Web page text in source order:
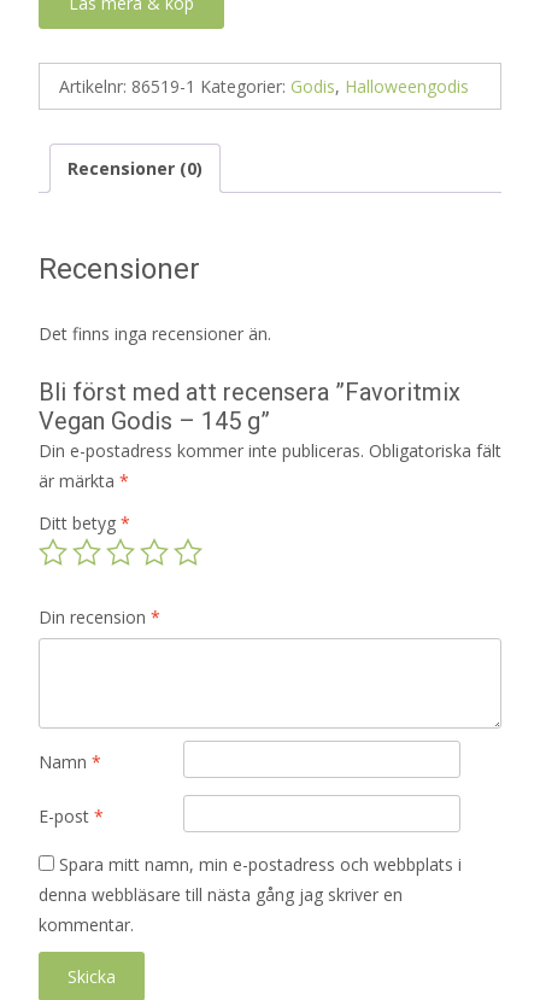
Artikelnr: 86519-1 Kategorier: Godis, Halloweengodis
Recensioner (0)
Recensioner
Det finns inga recensioner än.
Bli först med att recensera ”Favoritmix
Vegan Godis – 145 g”
Din e-postadress kommer inte publiceras. Obligatoriska fält
är märkta *
Ditt betyg *
Din recension *
Namn *
E-post *
Spara mitt namn, min e-postadress och webbplats i
denna webbläsare till nästa gång jag skriver en
kommentar.